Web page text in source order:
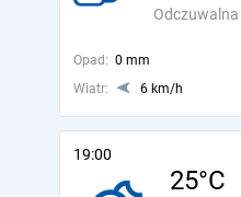
Odczuwalna
Opad: 0 mm
Wiatr:
6 km/h
19:00
25°C